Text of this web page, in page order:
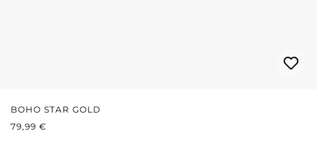
BOHO STAR GOLD
REGULÄRER PREIS:
79,99 €